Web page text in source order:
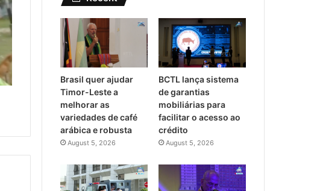
Brasil quer ajudar
Timor-Leste a
melhorar as
variedades de café
arábica e robusta
August 5, 2026
BCTL lança sistema
de garantias
mobiliárias para
facilitar o acesso ao
crédito
August 5, 2026